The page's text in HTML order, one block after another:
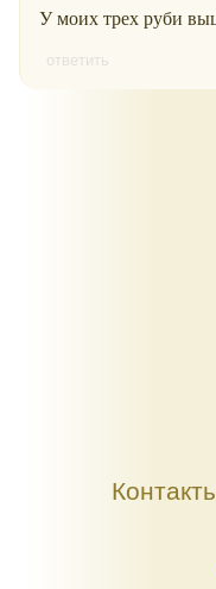
У моих трех руби
ответить